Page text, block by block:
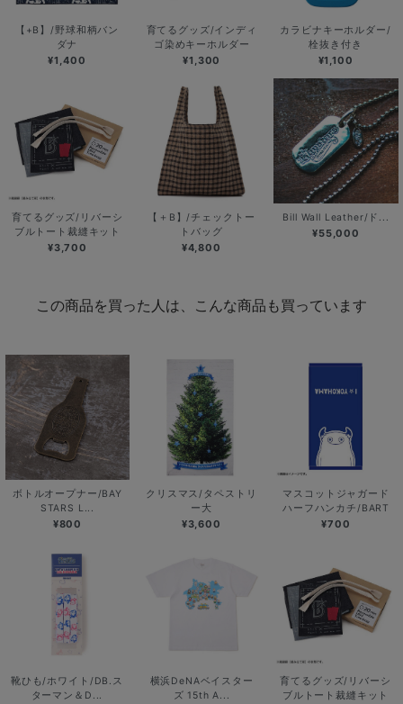
【+B】/野球和柄バン
ダナ
¥1,400
育てるグッズ/インディ
ゴ染めキーホルダー
¥1,300
カラビナキーホルダー/
栓抜き付き
¥1,100
育てるグッズ/リバーシ
ブルトート裁縫キット
¥3,700
【＋B】/チェックトー
トバッグ
¥4,800
Bill Wall Leather/ド...
¥55,000
この商品を買った人は、こんな商品も買っています
ボトルオープナー/BAY
STARS L...
¥800
クリスマス/タペストリ
ー大
¥3,600
マスコットジャガード
ハーフハンカチ/BART
¥700
靴ひも/ホワイト/DB.ス
ターマン＆D...
横浜DeNAベイスター
ズ 15th A...
育てるグッズ/リバーシ
ブルトート裁縫キット